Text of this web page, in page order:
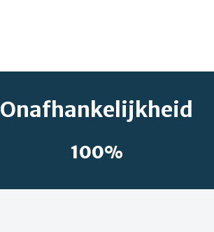
Onafhankelijkheid
100%